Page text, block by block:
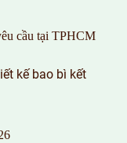
cầu tại TPHCM